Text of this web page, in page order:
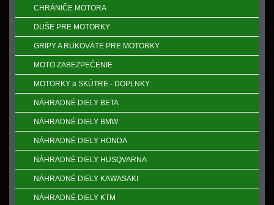
CHRÁNIČE MOTORA
DUŠE PRE MOTORKY
GRIPY A RUKOVӒTE PRE MOTORKY
MOTO ZABEZPEČENIE
MOTORKY a SKÚTRE - DOPLNKY
NÁHRADNÉ DIELY BETA
NÁHRADNÉ DIELY BMW
NÁHRADNÉ DIELY HONDA
NÁHRADNÉ DIELY HUSQVARNA
NÁHRADNÉ DIELY KAWASAKI
NÁHRADNÉ DIELY KTM